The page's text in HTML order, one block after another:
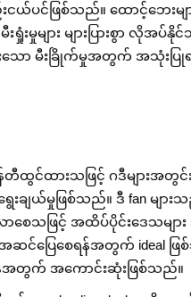
းငယ်ပင်ဖြစ်သည်။ ထောင့်ဘေး
မှုများ များပြားစွာ လိုအ
းသော မီးခြိုက်မှုအတွက် အသုံးပြု
တီထွင်ထားသဖြင့် ဂဒီများအတွင်
ျယ်မှုဖြစ်သည်။ ဒီ fan မျာ
ာစေသဖြင့် အထိပ်ပိုင်းဒေသမ
ေစေရန်အတွက် ideal ဖြစ်သ
န်အတွက် အကောင်းဆုံးဖြစ်သည်။